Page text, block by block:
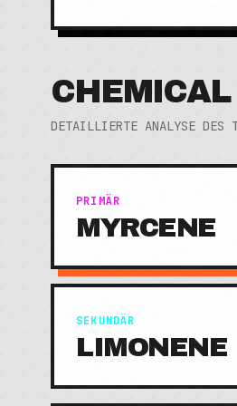
DETAILLIERTE ANALYSE DES
PRIMÄR
MYRCENE
SEKUNDÄR
LIMONENE